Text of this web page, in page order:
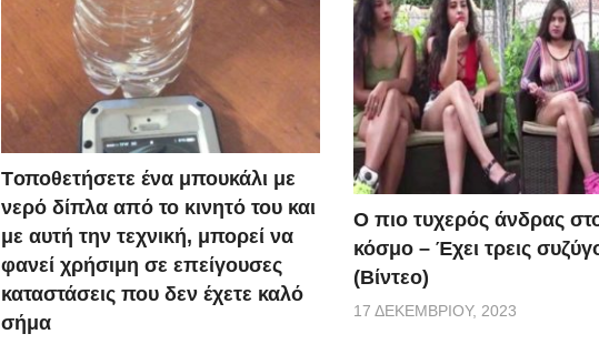
Tοποθετήσετε ένα μπουκάλι με
νερό δίπλα από το κινητό του και
με αυτή την τεχνική, μπορεί να
φανεί χρήσιμη σε επείγουσες
καταστάσεις που δεν έχετε καλό
σήμα
Ο πιο τυχερός άνδρας
κόσμο – Έχει τρεις
(Βίντεο)
17 ΔΕΚΕΜΒΡΊΟΥ, 2023